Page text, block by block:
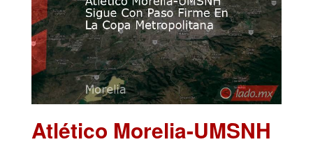
Atlético Morelia-UMSNH